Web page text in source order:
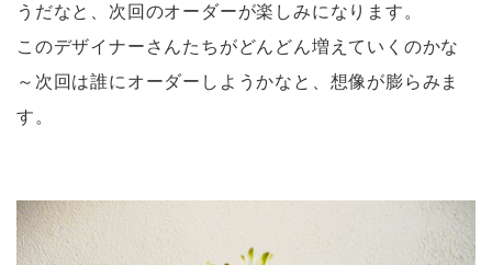
うだなと、次回のオーダーが楽しみになります。
このデザイナーさんたちがどんどん増えていくのかな
～次回は誰にオーダーしようかなと、想像が膨らみま
す。